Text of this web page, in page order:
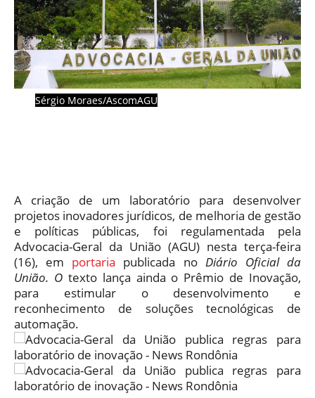
Sérgio Moraes/AscomAGU
A criação de um laboratório para desenvolver
projetos inovadores jurídicos, de melhoria de gestão
e políticas públicas, foi regulamentada pela
Advocacia-Geral da União (AGU) nesta terça-feira
(16), em portaria publicada no Diário Oficial da
União. Otexto lança ainda o Prêmio de Inovação,
para estimular o desenvolvimento e
reconhecimento de soluções tecnológicas de
automação.